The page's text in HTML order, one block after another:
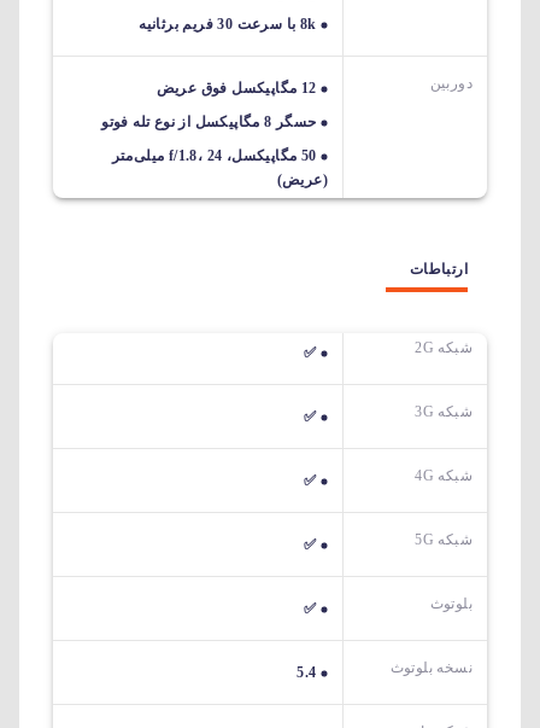
8k با سرعت 30 فریم برثانیه
دوربین
12 مگاپیکسل فوق عریض
حسگر 8 مگاپیکسل از نوع تله فوتو
50 مگاپیکسل، f/1.8، 24 میلی‌متر
(عریض)
ارتباطات
شبکه 2G ✅
شبکه 3G ✅
شبکه 4G ✅
شبکه 5G ✅
بلوتوث ✅
نسخه بلوتوث 5.4